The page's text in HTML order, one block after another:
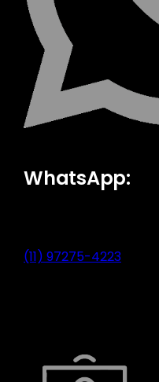
WhatsApp:
(11) 97275-4223